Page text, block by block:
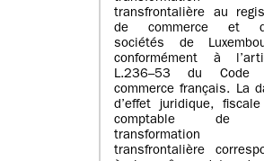
transfrontalière au
de commerce et
sociétés de
conformément à
L.236–53 du Code
commerce français. La
d’effet juridique,
comptable de
transformation
transfrontalière